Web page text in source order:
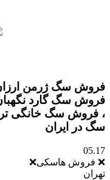
فروش سگ ژرمن
فروش سگ گارد
، فروش سگ خانگی
سگ در ایران
05.17
❌ فروش هاسکی❌
تهران